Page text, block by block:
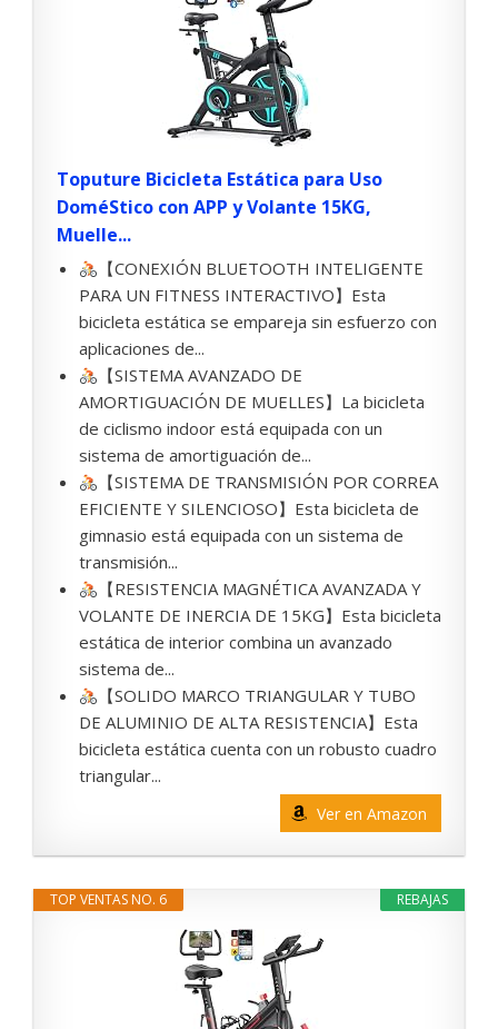
Toputure Bicicleta Estática para Uso
DoméStico con APP y Volante 15KG,
Muelle...
【CONEXIÓN BLUETOOTH INTELIGENTE
PARA UN FITNESS INTERACTIVO】Esta
bicicleta estática se empareja sin esfuerzo con
aplicaciones de...
【SISTEMA AVANZADO DE
AMORTIGUACIÓN DE MUELLES】La bicicleta
de ciclismo indoor está equipada con un
sistema de amortiguación de...
【SISTEMA DE TRANSMISIÓN POR CORREA
EFICIENTE Y SILENCIOSO】Esta bicicleta de
gimnasio está equipada con un sistema de
transmisión...
【RESISTENCIA MAGNÉTICA AVANZADA Y
VOLANTE DE INERCIA DE 15KG】Esta bicicleta
estática de interior combina un avanzado
sistema de...
【SOLIDO MARCO TRIANGULAR Y TUBO
DE ALUMINIO DE ALTA RESISTENCIA】Esta
bicicleta estática cuenta con un robusto cuadro
triangular...
Ver en Amazon
REBAJAS
TOP VENTAS NO. 6